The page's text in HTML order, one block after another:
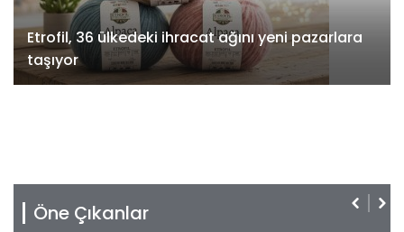
Etrofil, 36 ülkedeki ihracat ağını yeni pazarlara
taşıyor
Öne Çıkanlar